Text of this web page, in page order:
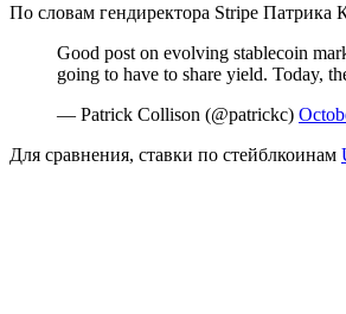
По словам гендиректора Stripe Патрика
Good post on evolving stablecoin
going to have to share yield. Today,
— Patrick Collison (@patrickc)
Для сравнения, ставки по стейблкоинам